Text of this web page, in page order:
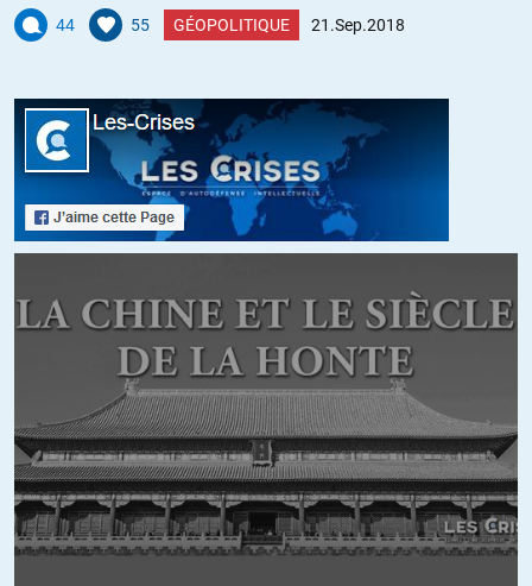
aveugle pour ne pas voir que la R2P n’est utilisée que pour
faire changer les gouvernements qui ne leur sont pas serviles
entreprise contre l’Arabie Saoudite… …qui a, ou préside encore
(je ne me rappelle plus) la commission des droits de l’homme
de l’ONU ! ! !
+2
Président de la commission du droit des femmes.
Si, si, ne riez pas…
+2
Sam// 22.09.2018 à 21h19
44 55 GÉOPOLITIQUE 21.Sep.2018